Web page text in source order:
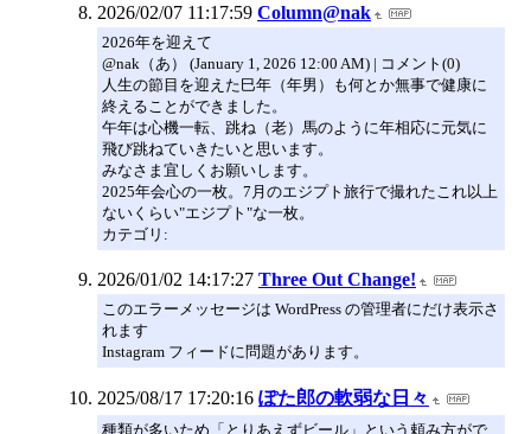
2026/02/07 11:17:59 Column@nak
2026年を迎えて
@nak（あ） (January 1, 2026 12:00 AM) | コメント(0)
人生の節目を迎えた巳年（年男）も何とか無事で健康に
終えることができました。
午年は心機一転、跳ね（老）馬のように年相応に元気に
飛び跳ねていきたいと思います。
みなさま宜しくお願いします。
2025年会心の一枚。7月のエジプト旅行で撮れたこれ以上
ないくらい"エジプト"な一枚。
カテゴリ:
2026/01/02 14:17:27 Three Out Change!
このエラーメッセージは WordPress の管理者にだけ表示さ
れます
Instagram フィードに問題があります。
2025/08/17 17:20:16 ぽた郎の軟弱な日々
種類が多いため「とりあえずビール」という頼み方がで